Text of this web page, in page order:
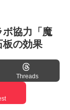
ボ協力「魔
板の効果
Threads